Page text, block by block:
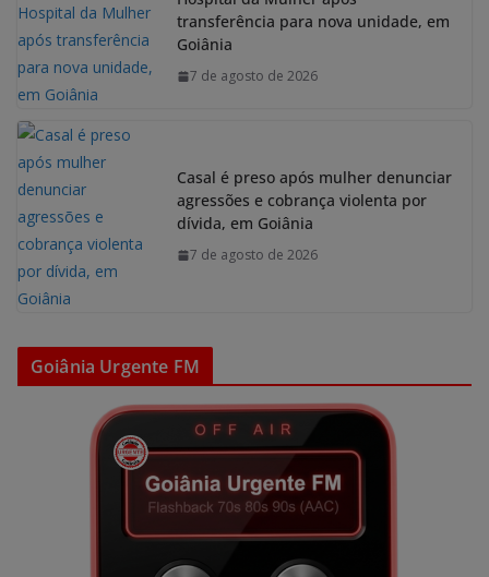
transferência para nova unidade, em
Goiânia
7 de agosto de 2026
Casal é preso após mulher denunciar
agressões e cobrança violenta por
dívida, em Goiânia
7 de agosto de 2026
Goiânia Urgente FM